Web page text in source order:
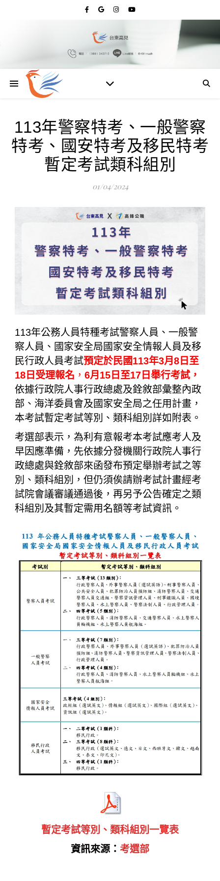
113年警察特考、一般警察
特考、國安特考及移民特考
暫定考試類科組別
01/04/2024
113年公務人員特種考試警察人員、一般警
察人員、國家安全局國家安全情報人員及移
民行政人員考試預定於民國113年3月8日至
18日受理報名 ， 6月15日至17日舉行考試，
依據行政院人事行政總處及銓敘部彙整內政
部、海洋委員會及國家安全局之任用計畫，
本考試暫定考試等別、類科組別詳如附表。
考選部表示，為利有意報考本考試應考人及
早因應準備，先依據分發機關行政院人事行
政總處與銓敘部來函發布預定舉辦考試之等
別、類科組別，但仍須俟請辦考試計畫經考
試院會議審議通過後，再另予公告確定之類
科組別及其暫定需用名額等考試資訊。
暫定考試等別、類科組別一覽表
資訊來源： 考選部